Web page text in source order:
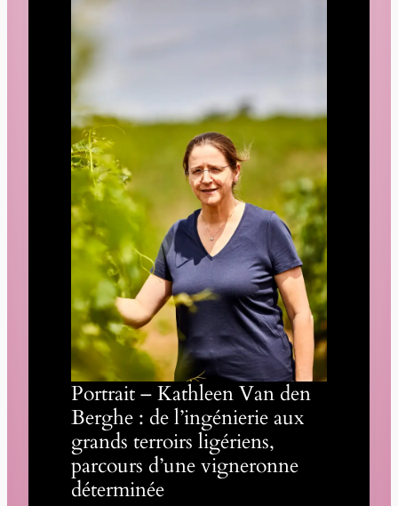
Portrait – Kathleen Van den
Berghe : de l’ingénierie aux
grands terroirs ligériens,
parcours d’une vigneronne
déterminée